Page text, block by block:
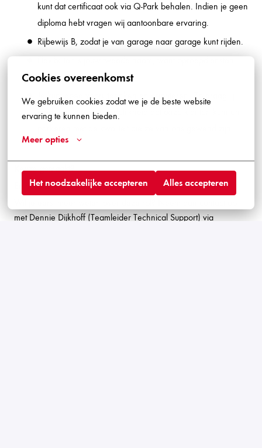
Cookies overeenkomst
We gebruiken cookies zodat we je de beste website
ervaring te kunnen bieden.
Meer opties
Het noodzakelijke accepteren Alles accepteren
kunt dat certificaat ook via Q-Park behalen. Indien je geen
diploma hebt vragen wij aantoonbare ervaring.
Rijbewijs B, zodat je van garage naar garage kunt rijden.
schrikken jou niet af.
Je kunt goed vooruitdenken en prioriteren. Zo draag jij
mede de verantwoordelijkheid dat onze klanten kunnen
Keuze gemaakt?
Enthousiast? Dat wordt solliciteren!
met Dennie Dijkhoff (Teamleider Technical Support) via